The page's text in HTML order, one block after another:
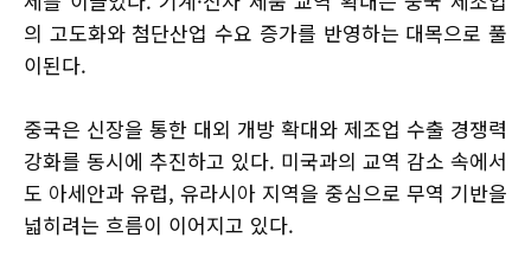
의 고도화와 첨단산업 수요 증가를 반영하는 대목으로 풀
이된다.
중국은 신장을 통한 대외 개방 확대와 제조업 수출 경쟁력
강화를 동시에 추진하고 있다. 미국과의 교역 감소 속에서
도 아세안과 유럽, 유라시아 지역을 중심으로 무역 기반을
넓히려는 흐름이 이어지고 있다.